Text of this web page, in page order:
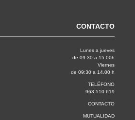
CONTACTO
Lunes a jueves
de 09:30 a 15.00h
Viernes
de 09:30 a 14.00 h
TELÉFONO
963 510 619
CONTACTO
MUTUALIDAD